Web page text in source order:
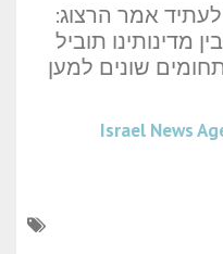
אמר הרצוג:
מדינותינו תוביל
שונים למען
Israel News